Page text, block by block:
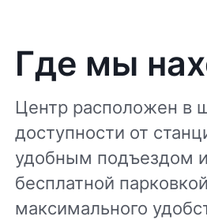
Где мы
Центр расположен в
доступности от
удобным подъездом
бесплатной
максимального